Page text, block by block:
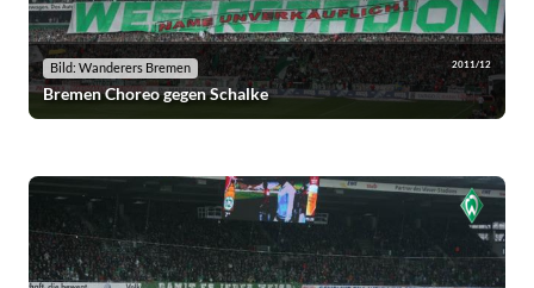
Bild: Wanderers Bremen 2011/12
Bremen Choreo gegen Schalke